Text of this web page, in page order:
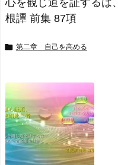
根譚 前集 87項
 第二章 自己を高める